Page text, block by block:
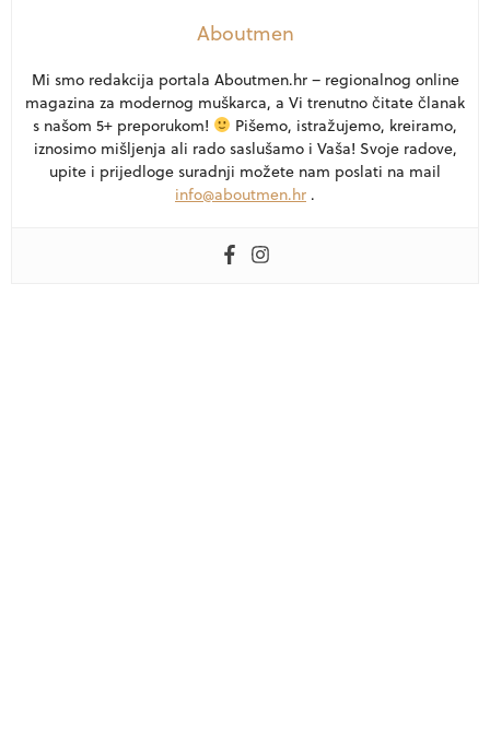
Aboutmen
Mi smo redakcija portala Aboutmen.hr – regionalnog online
magazina za modernog muškarca, a Vi trenutno čitate članak
s našom 5+ preporukom!
Pišemo, istražujemo, kreiramo,
iznosimo mišljenja ali rado saslušamo i Vaša! Svoje radove,
upite i prijedloge suradnji možete nam poslati na mail
info@aboutmen.hr .